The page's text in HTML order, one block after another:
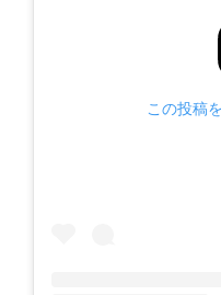
この投稿